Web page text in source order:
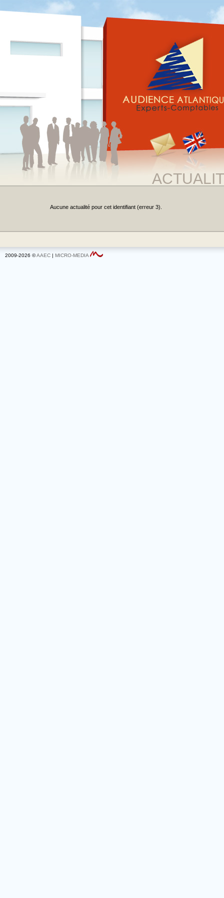
Aucune actualité pour cet identifiant (erreur 3).
2009-2026 ©AAEC | MICRO-MEDIA